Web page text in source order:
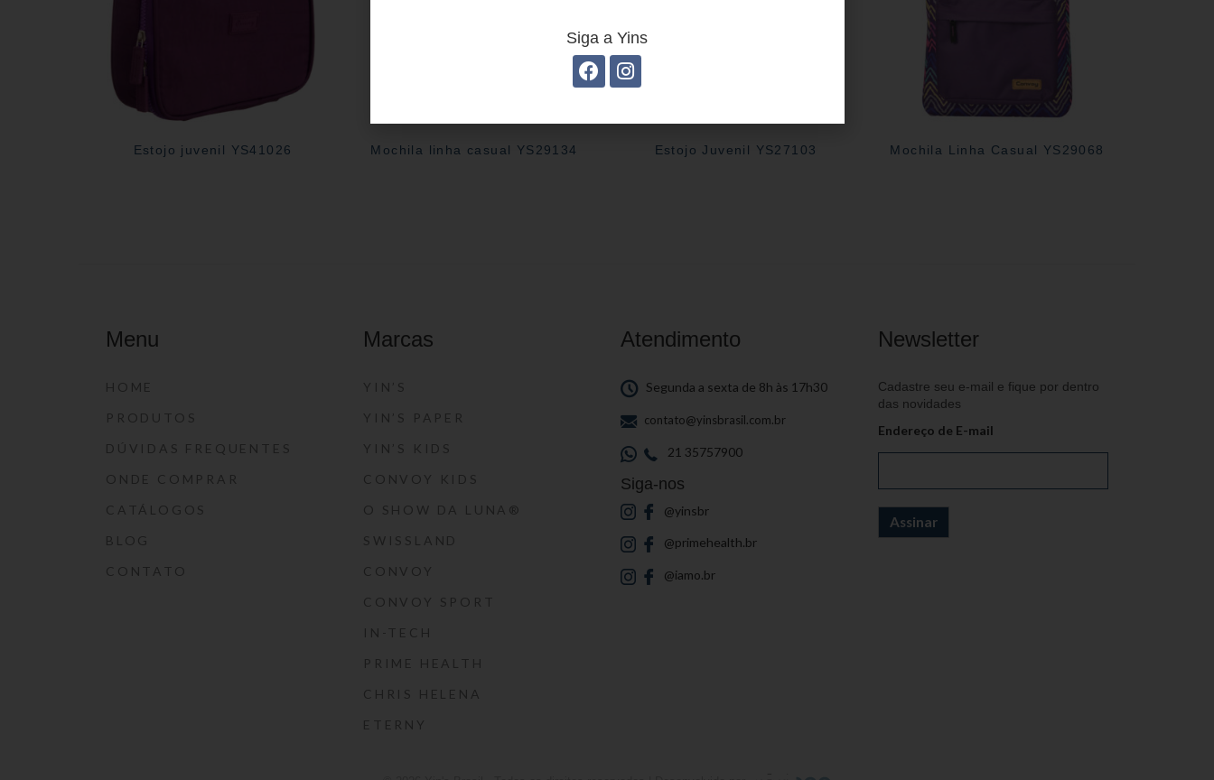
Estojo juvenil YS41026 Mochila linha casual YS29134 Estojo Juvenil YS27103 Mochila Linha Casual YS29068
Menu
HOME
PRODUTOS
DÚVIDAS FREQUENTES
ONDE COMPRAR
CATÁLOGOS
BLOG
CONTATO
Marcas
YIN’S
YIN’S PAPER
YIN’S KIDS
CONVOY KIDS
O SHOW DA LUNA®
SWISSLAND
CONVOY
CONVOY SPORT
IN-TECH
PRIME HEALTH
CHRIS HELENA
ETERNY
Atendimento
Segunda a sexta de 8h às 17h30
contato@yinsbrasil.com.br
21 35757900
Siga-nos
@yinsbr
@primehealth.br
@iamo.br
Newsletter
Cadastre seu e-mail e fique por dentro
das novidades
Endereço de E-mail
Siga a Yins